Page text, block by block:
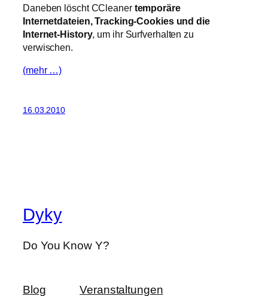
Daneben löscht CCleaner temporäre
Internetdateien, Tracking-Cookies und die
Internet-History, um ihr Surfverhalten zu
verwischen.
(mehr …)
16.03.2010
Dyky
Do You Know Y?
Blog Veranstaltungen